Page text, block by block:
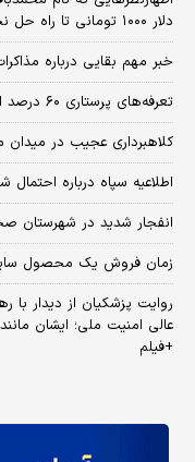
دلار ۱۰۰۰ تومانی تا راه حل نجات کشور با ساخت بمب اتم و شلیک آن!
خبر مهم بقایی درباره
تعرفه‌های پرستاری ۶۰ درصد افزایش یافت
کلاهبرداری عجیب در میدان
اطلاعیه سپاه درباره
انفجار شدید در شهرستان
زمان فروش یک محصول
روایت پزشکیان از دیدار با
عالی امنیت ملی؛ ایشان
+فیلم